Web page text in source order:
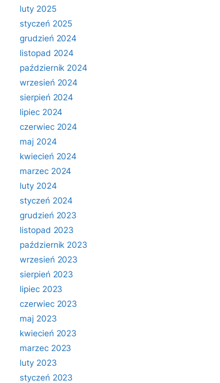
luty 2025
styczeń 2025
grudzień 2024
listopad 2024
październik 2024
wrzesień 2024
sierpień 2024
lipiec 2024
czerwiec 2024
maj 2024
kwiecień 2024
marzec 2024
luty 2024
styczeń 2024
grudzień 2023
listopad 2023
październik 2023
wrzesień 2023
sierpień 2023
lipiec 2023
czerwiec 2023
maj 2023
kwiecień 2023
marzec 2023
luty 2023
styczeń 2023